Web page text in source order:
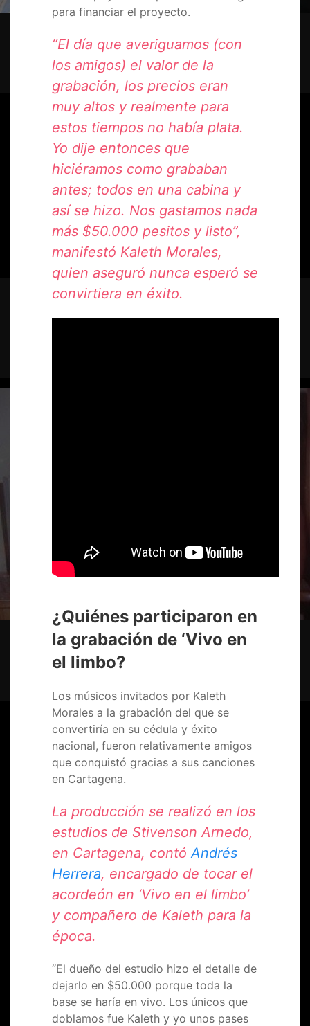
‘Vivo en el limbo’, la canción de «$50 mil
pesitos» que le dio la gloria a Kaleth
Linea de tiempo Vivencias de Kaleth
Morales
PODCAST
Miguel Morales nos cuenta vivencias de Kaleth
para financiar el proyecto.
“El día que averiguamos (con
los amigos) el valor de la
grabación, los precios eran
muy altos y realmente para
estos tiempos no había plata.
Yo dije entonces que
hiciéramos como grababan
antes; todos en una cabina y
así se hizo. Nos gastamos nada
más $50.000 pesitos y listo”,
manifestó Kaleth Morales,
quien aseguró nunca esperó se
convirtiera en éxito.
¿Quiénes participaron en
la grabación de ‘Vivo en
el limbo?
Los músicos invitados por Kaleth
Morales a la grabación del que se
convertiría en su cédula y éxito
nacional, fueron relativamente amigos
que conquistó gracias a sus canciones
en Cartagena.
La producción se realizó en los
estudios de Stivenson Arnedo,
en Cartagena, contóAndrés
Herrera, encargado de tocar el
acordeón en ‘Vivo en el limbo’
y compañero de Kaleth para la
época.
“El dueño del estudio hizo el detalle de
dejarlo en $50.000 porque toda la
base se haría en vivo. Los únicos que
doblamos fue Kaleth y yo unos pases